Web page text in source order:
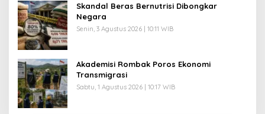
Skandal Beras Bernutrisi Dibongkar
Negara
Senin, 3 Agustus 2026 | 10:11 WIB
Akademisi Rombak Poros Ekonomi
Transmigrasi
Sabtu, 1 Agustus 2026 | 10:17 WIB